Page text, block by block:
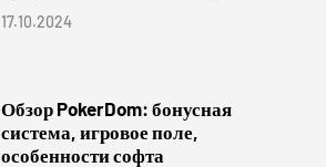
17.10.2024
Обзор PokerDom: бонусная
система, игровое поле,
особенности софта